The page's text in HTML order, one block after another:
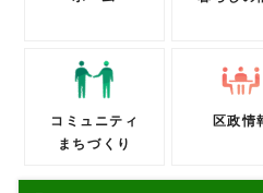
コミュニティ
まちづくり
区政情